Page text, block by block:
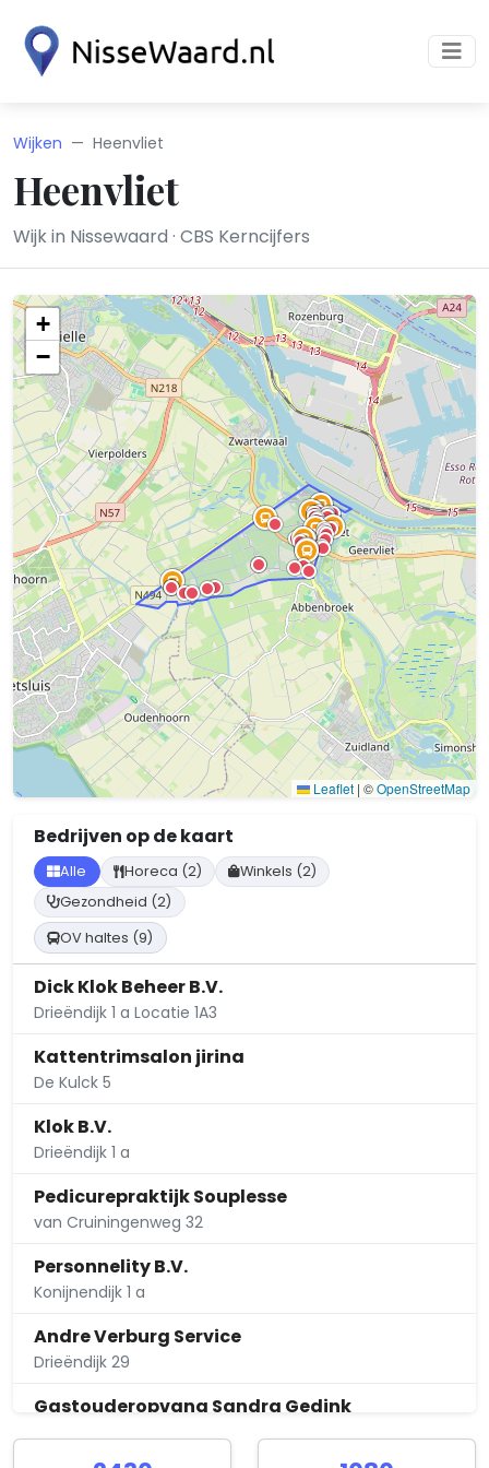
Wijken Heenvliet
Heenvliet
Wijk in Nissewaard · CBS Kerncijfers
+
−
Leaflet | ©OpenStreetMap
Bedrijven op de kaart
Alle Horeca (2)
Winkels (2)
Gezondheid (2)
OV haltes (9)
Dick Klok Beheer B.V.
Drieëndijk 1 a Locatie 1A3
Kattentrimsalon jirina
De Kulck 5
Klok B.V.
Drieëndijk 1 a
Pedicurepraktijk Souplesse
van Cruiningenweg 32
Personnelity B.V.
Konijnendijk 1 a
Andre Verburg Service
Drieëndijk 29
Gastouderopvang Sandra Gedink